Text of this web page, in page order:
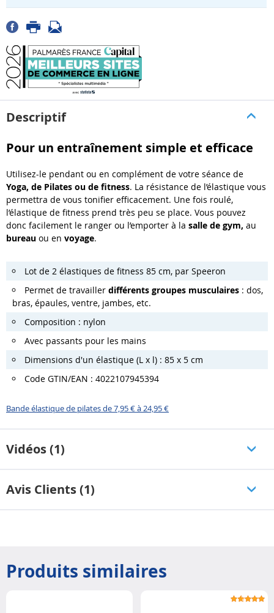
Descriptif
Pour un entraînement simple et efficace
Utilisez-le pendant ou en complément de votre séance de
Yoga, de Pilates ou de fitness. La résistance de l’élastique vous
permettra de vous tonifier efficacement. Une fois roulé,
l’élastique de fitness prend très peu se place. Vous pouvez
donc facilement le ranger ou l’emporter à la salle de gym, au
bureau ou en voyage.
Lot de 2 élastiques de fitness 85 cm, par Speeron
Permet de travailler différents groupes musculaires : dos,
bras, épaules, ventre, jambes, etc.
Composition : nylon
Avec passants pour les mains
Dimensions d'un élastique (L x l) : 85 x 5 cm
Code GTIN/EAN : 4022107945394
Bande élastique de pilates de 7,95 € à 24,95 €
Vidéos (1)
Avis Clients (1)
Produits similaires